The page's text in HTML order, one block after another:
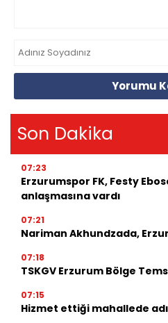
Yorumu
Son Dakika
07:23
Erzurumspor FK, Festy
anlaşmasına vardı
07:21
Nariman Akhundzada,
07:18
TSKGV Erzurum Bölge
07:15
Hizmet ettiği mahallede